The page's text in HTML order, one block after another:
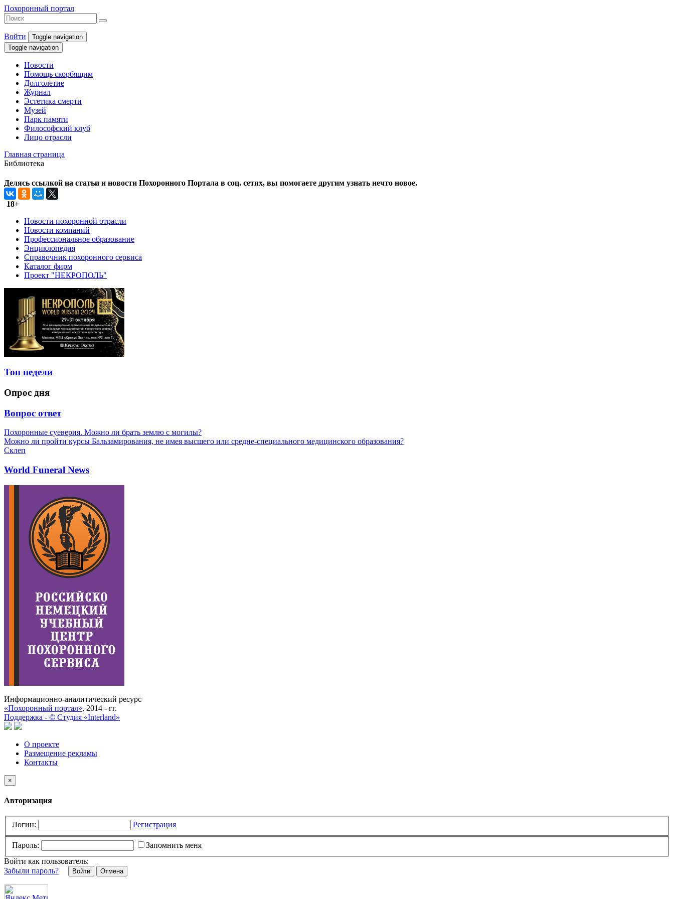
Похоронный портал
Войти
Toggle navigation
Toggle navigation
Новости
Помощь скорбящим
Долголетие
Журнал
Эстетика смерти
Музей
Парк памяти
Философский клуб
Лицо отрасли
Главная страница
Библиотека
Делясь ссылкой на статьи и новости Похоронного Портала в соц. сетях, вы помогаете другим узнать нечто новое.
18+
Новости похоронной отрасли
Новости компаний
Профессиональное образование
Энциклопедия
Справочник похоронного сервиса
Каталог фирм
Проект "НЕКРОПОЛЬ"
Топ недели
Опрос дня
Вопрос ответ
Похоронные суеверия. Можно ли брать землю с могилы?
Можно ли пройти курсы Бальзамирования, не имея высшего или средне-специального медицинского образования?
Склеп
World Funeral News
Информационно-аналитический ресурс
«Похоронный портал», 2014 - гг.
Поддержка - © Cтудия «Interland»
О проекте
Размещение рекламы
Контакты
×
Авторизация
Логин: Регистрация
Пароль:
Запомнить меня
Войти как пользователь:
Забыли пароль?
Отмена